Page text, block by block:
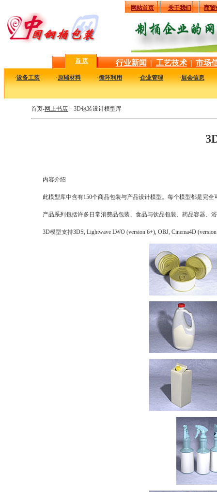
网站首页 关于我们 商贸
首 页 行业新闻 | 工艺技术 | 市场
·设备工装 ·原辅材料 ·循环利用 ·企业管理 ·展会信息
首页-网上书店 －3D包装设计模型库
内容介绍
此模型库中含有150个商品包装与产品设计模型。每个模型都是完
产品系列包括许多日常消费品包装、食品与饮品包装、药品容器、
3D模型支持3DS, Lightwave LWO (version 6+), OBJ, Cinema4D